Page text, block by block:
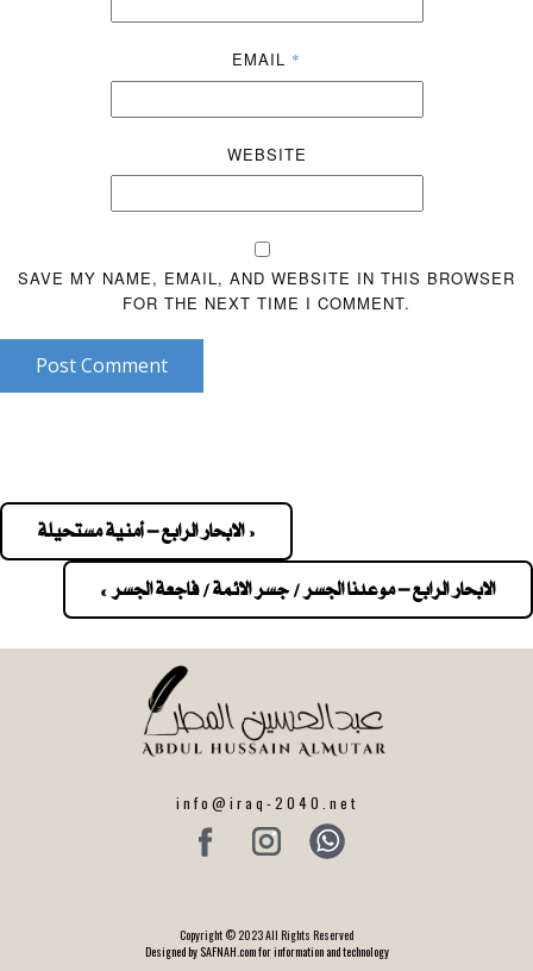
EMAIL *
WEBSITE
SAVE MY NAME, EMAIL, AND WEBSITE IN THIS BROWSER
FOR THE NEXT TIME I COMMENT.
Post Comment
navigation
« الابحار الرابع – أمنية مستحيلة
الابحار الرابع – موعدنا الجسر / جسر الائمة / فاجعة الجسر »
info@iraq-2040.net
Copyright © 2023 All Rights Reserved
Designed by SAFNAH.com for information and technology